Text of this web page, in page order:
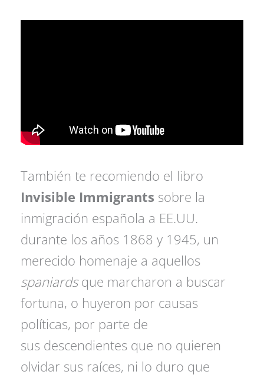
También te recomiendo el libro
Invisible Immigrants sobre la
inmigración española a EE.UU.
durante los años 1868 y 1945, un
merecido homenaje a aquellos
spaniardsque marcharon a buscar
fortuna, o huyeron por causas
políticas, por parte de
sus descendientes que no quieren
olvidar sus raíces, ni lo duro que